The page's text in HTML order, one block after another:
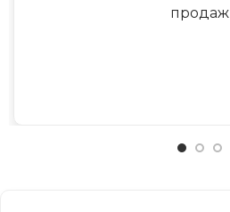
продаж